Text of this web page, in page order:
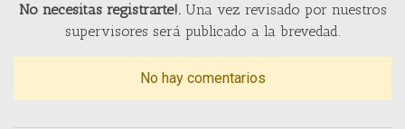
No necesitas registrarte!.Una vez revisado por nuestros
supervisores será publicado a la brevedad.
No hay comentarios